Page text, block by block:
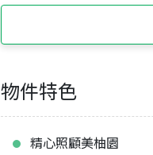
物件特色
精心照顧美柚園